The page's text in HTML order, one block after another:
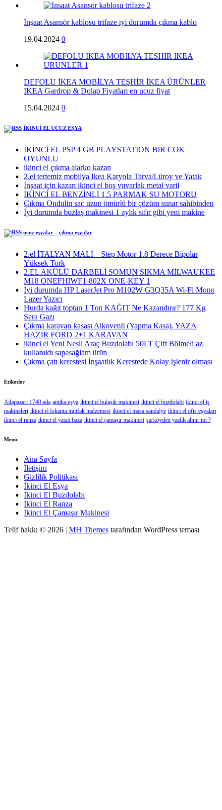
İnşaat Asansör kablosu trifaze iyi durumda çıkma kablo
19.04.2024 0
DEFOLU İKEA MOBİLYA TEŞHİR İKEA ÜRÜNLER
IKEA Gardrop & Dolap Fiyatları en ucuz fiyat
15.04.2024 0
İKİNCİ EL UCUZ EŞYA
İKİNCİ EL PSP 4 GB PLAYSTATİON BİR COK
OYUNLU
ikinci el çıkma alarko kazan
2.el tertemiz mobilya Ikea Karyola Tarva/Lüroy ve Yatak
İnşaat için kazan ikinci el boş yuvarlak metal varil
İKİNCİ EL BENZİNLİ 1.5 PARMAK SU MOTORU
Çıkma Ondulin saç uzun ömürlü bir çözüm sunar sahibinden
İyi durumda buzlaş makinesi 1 aylık sıfır gibi yeni makine
ucuz eşyalar – çıkma eşyalar
2.el İTALYAN MALI – Step Motor 1.8 Derece Bipolar
Yüksek Tork
2.EL AKÜLÜ DARBELİ SOMUN SIKMA MİLWAUKEE
M18 ONEFHIWF1-802X ONE-KEY 1
İyi durumda HP LaserJet Pro M102W G3Q35A Wi-Fi Mono
Lazer Yazıcı
Hurda kağıt toptan 1 Ton KAĞIT Ne Kazandırır? 177 Kg
Sera Gazı
Çıkma karavan kasası Alkovenli (Yapma Kasa). YAZA
HAZIR FORD 2+1 KARAVAN
ikinci el Yeni Nesil Araç Buzdolabı 50LT Çift Bölmeli az
kullanıldı sapasağlam ürün
Çıkma çatı kerestesi İnşaatlık Kerestede​​ Kolay işlenir olması
Etiketler
Adapazarı 1740 ada antika eşya ikinci el bulaşık makinesi ikinci el buzdolabı ikinci el iş
makineleri ikinci el lokanta mutfak malzemesi ikinci el masa sandalye ikinci el ofis eşyaları
ikinci el ranza ikinci el yatak baza ikinci el çamaşır makinesi şarköyden yazlık alınır mı ?
Menü
Ana Sayfa
İletişim
Gizlilik Politikası
İkinci El Eşya
İkinci El Buzdolabı
İkinci El Ranza
İkinci El Çamaşır Makinesi
Telif hakkı © 2026 | MH Themes tarafından WordPress teması